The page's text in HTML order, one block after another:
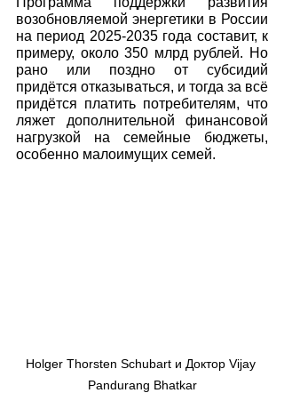
возобновляемой энергетики в России
на период 2025-2035 года составит, к
примеру, около 350 млрд рублей. Но
рано или поздно от субсидий
придётся отказываться, и тогда за всё
придётся платить потребителям, что
ляжет дополнительной финансовой
нагрузкой на семейные бюджеты,
особенно малоимущих семей.
Holger Thorsten Schubart и Доктор Vijay
Pandurang Bhatkar